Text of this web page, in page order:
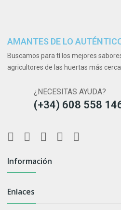
AMANTES DE LO
Buscamos para tí los mejores
agricultores de las huertas más
¿NECESITAS AYUDA?
(+34) 608 558
Información
Enlaces